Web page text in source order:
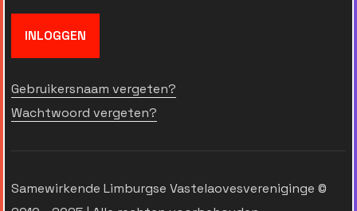
INLOGGEN
Gebruikersnaam vergeten?
Wachtwoord vergeten?
Samewirkende Limburgse Vastelaovesvereniginge ©